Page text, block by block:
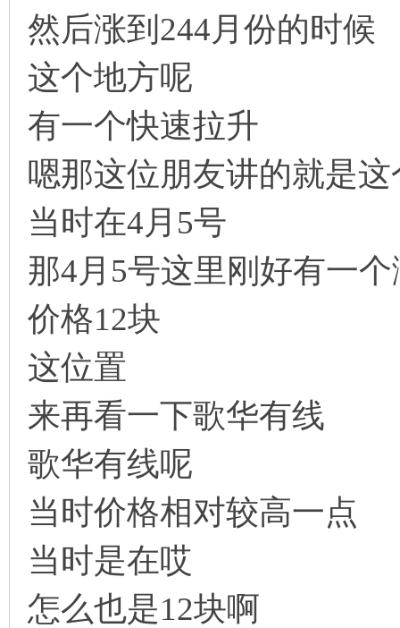
然后涨到244月份的时候
这个地方呢
有一个快速拉升
嗯那这位朋友讲的就是
当时在4月5号
那4月5号这里刚好有一
价格12块
这位置
来再看一下歌华有线
歌华有线呢
当时价格相对较高一点
当时是在哎
怎么也是12块啊